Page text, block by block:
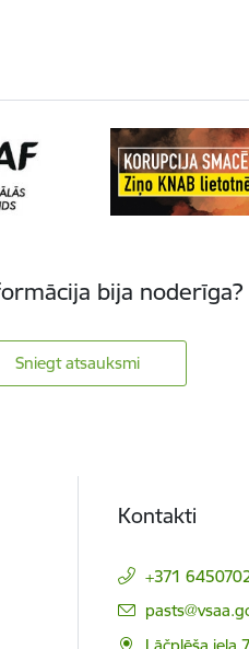
bija noderīga?
Sniegt atsauksmi
Kontakti
+371
E-pasts: